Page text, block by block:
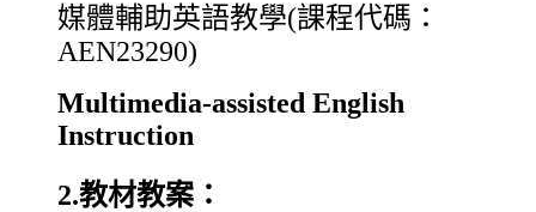
媒體輔助英語教學(課程代碼：
AEN23290)
Multimedia-assisted English
Instruction
2.教材教案：